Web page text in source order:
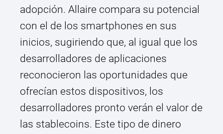
adopción. Allaire compara su potencial
con el de los smartphones en sus
inicios, sugiriendo que, al igual que los
desarrolladores de aplicaciones
reconocieron las oportunidades que
ofrecían estos dispositivos, los
desarrolladores pronto verán el valor de
las stablecoins. Este tipo de dinero